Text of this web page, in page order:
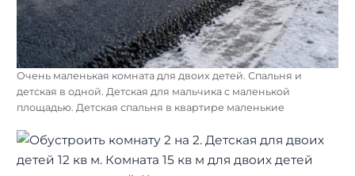
Очень маленькая комната для двоих детей. Спальня и
детская в одной. Детская для мальчика с маленькой
площадью. Детская спальня в квартире маленькие